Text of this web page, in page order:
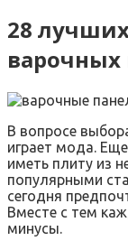
28
варочных
В вопросе
играет мода.
иметь плиту из
популярными
сегодня
Вместе с тем
минусы.